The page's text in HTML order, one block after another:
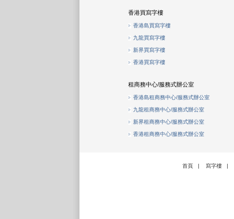
香港買寫字樓
香港島買寫字樓
九龍買寫字樓
新界買寫字樓
香港買寫字樓
租商務中心/服務式辦公室
香港島租商務中心/服務式辦公室
九龍租商務中心/服務式辦公室
新界租商務中心/服務式辦公室
香港租商務中心/服務式辦公室
首頁 | 寫字樓 |